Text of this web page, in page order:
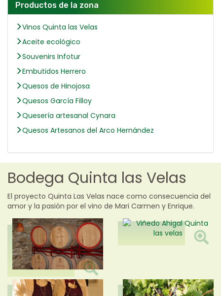
Productos de la zona
Vinos Quinta las Velas
Aceite ecológico
Souvenirs Infotur
Embutidos Herrero
Quesos de Hinojosa
Quesos García Filloy
Quesería artesanal Cynara
Quesos Artesanos del Arco Hernández
Bodega Quinta las Velas
El proyecto Quinta Las Velas nace como consecuencia del
amor y la pasión por el vino de Mari Carmen y Enrique.